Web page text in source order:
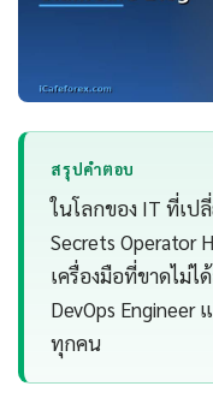
สรุปคำตอบ
ในโลกของ IT ที่เป
Secrets Operator
เครื่องมือที่ขาดไม่ไ
DevOps Engineer
ทุกคน